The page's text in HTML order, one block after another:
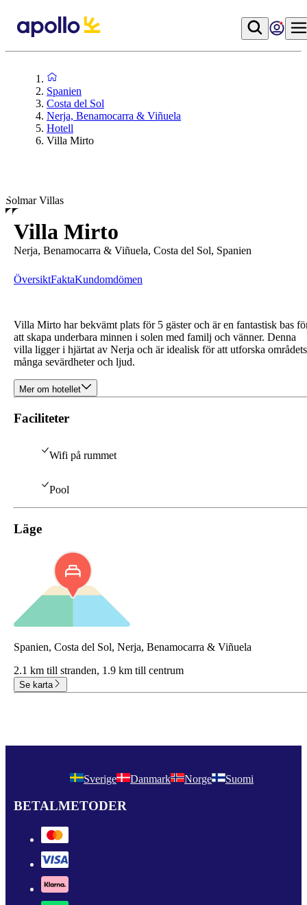
Spanien
Costa del Sol
Nerja, Benamocarra & Viñuela
Hotell
Villa Mirto
Solmar Villas
Villa Mirto
Nerja, Benamocarra & Viñuela, Costa del Sol, Spanien
ÖversiktFaktaKundomdömen
Villa Mirto har bekvämt plats för 5 gäster och är en fantastisk bas
att skapa underbara minnen i solen med familj och vänner. Denna
villa ligger i hjärtat av Nerja och är idealisk för att utforska områdets
många sevärdheter och ljud.
Mer om hotellet
Faciliteter
Wifi på rummet
Pool
Läge
Spanien, Costa del Sol, Nerja, Benamocarra & Viñuela
2.1 km till stranden, 1.9 km till centrum
Se karta
Sverige Danmark Norge Suomi
BETALMETODER